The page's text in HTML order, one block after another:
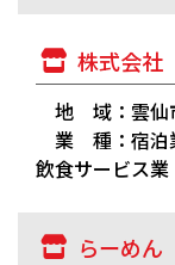
株式会
地 域：雲仙
業 種：宿泊
飲食サービス業
らーめ